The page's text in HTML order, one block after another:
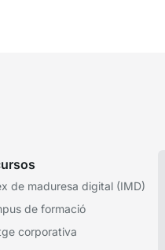
de maduresa digital (IMD)
de formació
corporativa